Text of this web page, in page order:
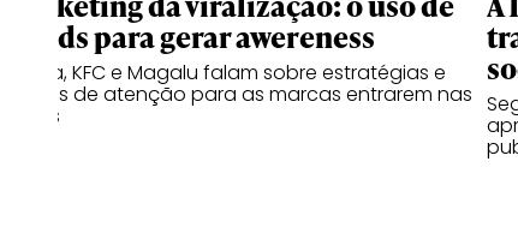
trends para gerar awereness
Canva, KFC e Magalu falam sobre estratégias e
pontos de atenção para as marcas entrarem nas
trends